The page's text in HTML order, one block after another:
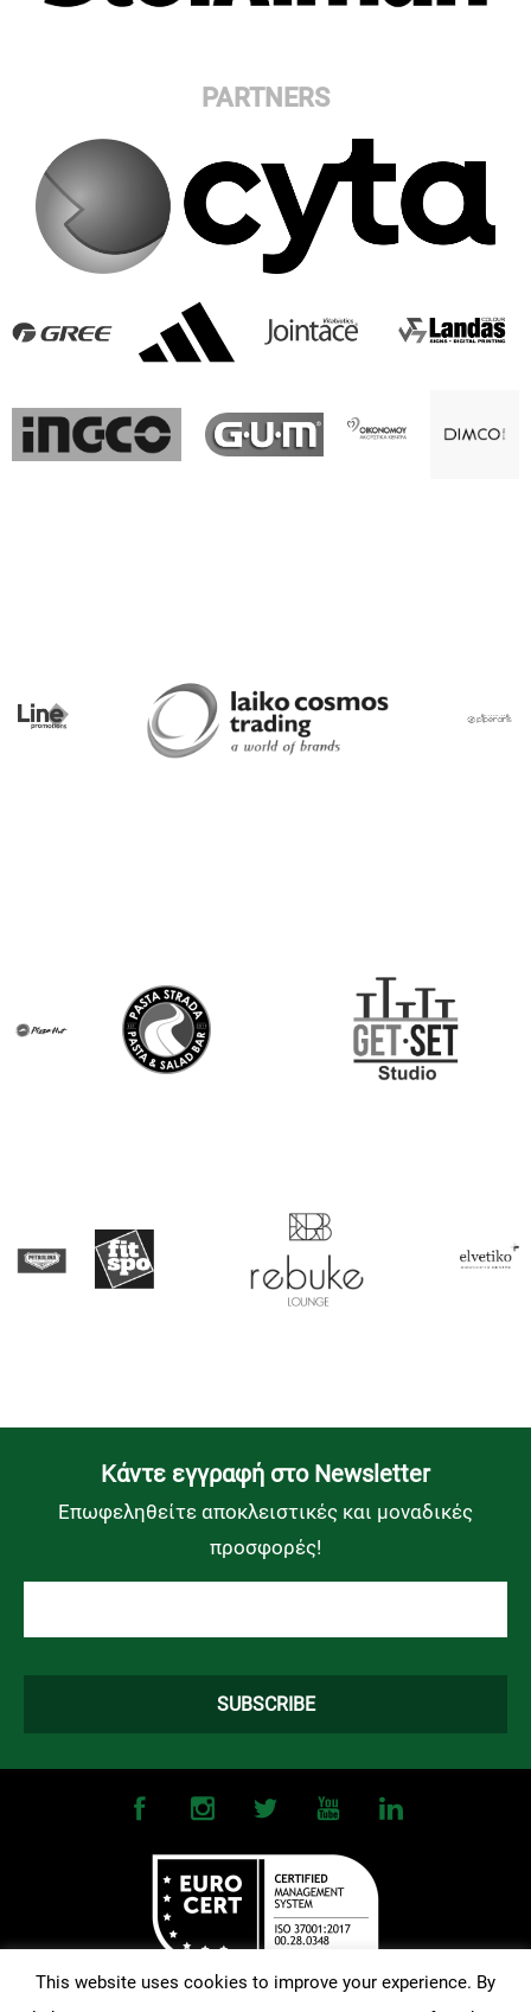
PARTNERS
Kάντε εγγραφή στο Newsletter
Επωφεληθείτε αποκλειστικές και μοναδικές
προσφορές!
This website uses cookies to improve your experience. By